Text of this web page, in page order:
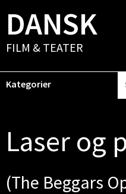
DANSK
FILM & TEATER
Kategorier
Laser og
(The Beggars